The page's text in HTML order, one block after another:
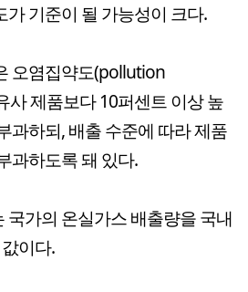
기준이 될 가능성이 크다.
오염집약도(pollution
사 제품보다 10퍼센트 이상 높
과하되, 배출 수준에 따라 제품
과하도록 돼 있다.
국가의 온실가스 배출량을 국내
이다.